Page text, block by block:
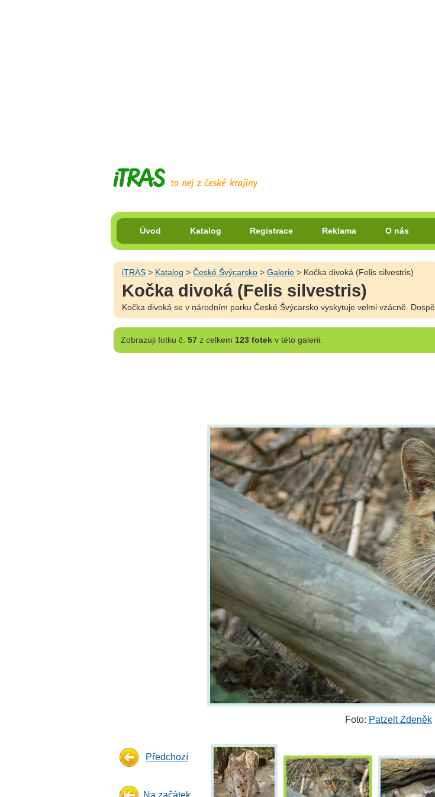
Úvod Katalog Registrace Reklama O nás
iTRAS > Katalog >České Švýcarsko >Galerie > Kočka divoká (Felis silvestris)
Kočka divoká (Felis silvestris)
Kočka divoká se v národním parku České Švýcarsko vyskytuje velmi vzácně.
Zobrazujifotku č. 57z celkem 123 fotekv této galerii.
Foto: Patzelt Zdeněk
Předchozí
Na začátek